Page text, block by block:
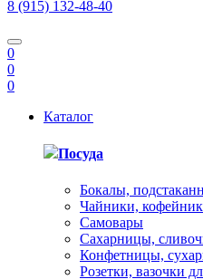
8 (915) 132-48-40
0
0
0
Каталог
Посуда
Бокалы,
Чайники,
Самовары
Сахарницы,
Конфетницы,
Розетки, вазочки